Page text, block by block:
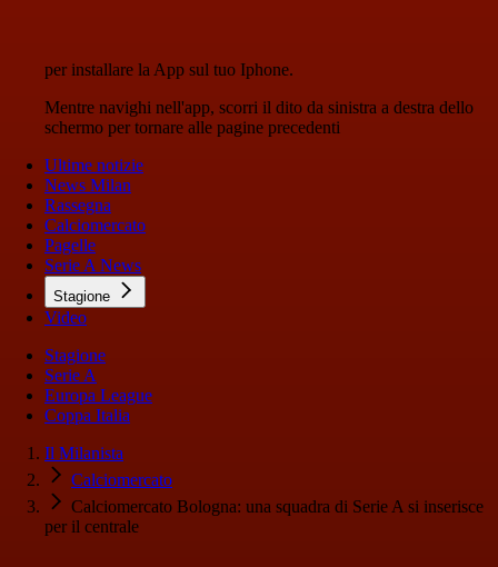
per installare la App sul tuo Iphone.
Mentre navighi nell'app, scorri il dito da sinistra a destra dello
schermo per tornare alle pagine precedenti
Ultime notizie
News Milan
Rassegna
Calciomercato
Pagelle
Serie A News
Stagione
Video
Stagione
Serie A
Europa League
Coppa Italia
Il Milanista
Calciomercato
Calciomercato Bologna: una squadra di Serie A si inserisce
per il centrale